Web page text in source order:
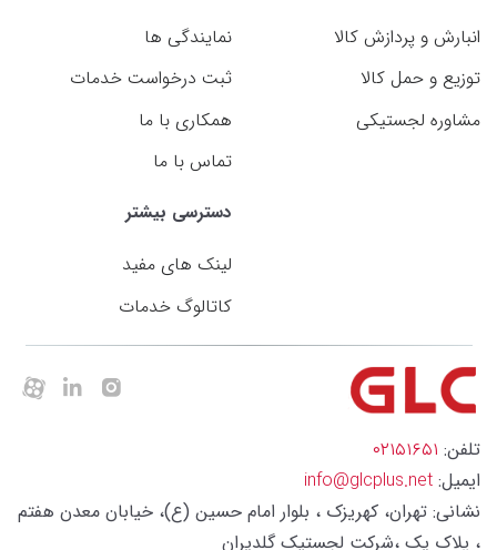
انبارش و پردازش کالا
توزیع و حمل کالا
مشاوره لجستیکی
نمایندگی ها
ثبت درخواست خدمات
همکاری با ما
تماس با ما
دسترسی بیشتر
لینک های مفید
کاتالوگ خدمات
تلفن: ۰۲۱۵۱۶۵۱
ایمیل: info@glcplus.net
نشانی: تهران، کهریزک ، بلوار امام حسین (ع)، خیابان معدن هفتم
، پلاک یک ،شرکت لجستیک گلدیران